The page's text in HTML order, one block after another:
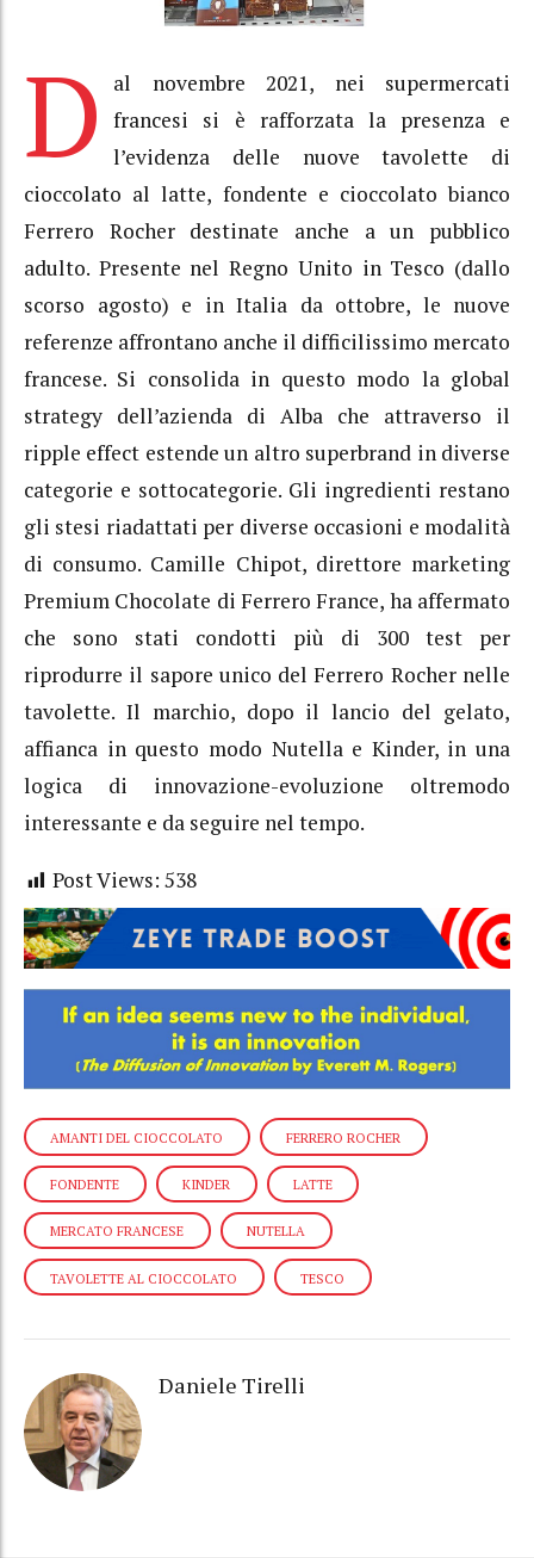
D
al novembre 2021, nei supermercati
francesi si è rafforzata la presenza e
l’evidenza delle nuove tavolette di
cioccolato al latte, fondente e cioccolato bianco
Ferrero Rocher destinate anche a un pubblico
adulto. Presente nel Regno Unito in Tesco (dallo
scorso agosto) e in Italia da ottobre, le nuove
referenze affrontano anche il difficilissimo mercato
francese. Si consolida in questo modo la global
strategy dell’azienda di Alba che attraverso il
ripple effect estende un altro superbrand in diverse
categorie e sottocategorie. Gli ingredienti restano
gli stesi riadattati per diverse occasioni e modalità
di consumo. Camille Chipot, direttore marketing
Premium Chocolate di Ferrero France, ha affermato
che sono stati condotti più di 300 test per
riprodurre il sapore unico del Ferrero Rocher nelle
tavolette. Il marchio, dopo il lancio del gelato,
affianca in questo modo Nutella e Kinder, in una
logica di innovazione-evoluzione oltremodo
interessante e da seguire nel tempo.
Post Views: 538
AMANTI DEL CIOCCOLATO FERRERO ROCHER
FONDENTE KINDER LATTE
MERCATO FRANCESE NUTELLA
TAVOLETTE AL CIOCCOLATO TESCO
Daniele Tirelli